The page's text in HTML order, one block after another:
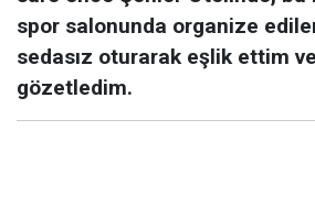
spor salonunda organize
sedasız oturarak eşlik ettim
gözetledim.